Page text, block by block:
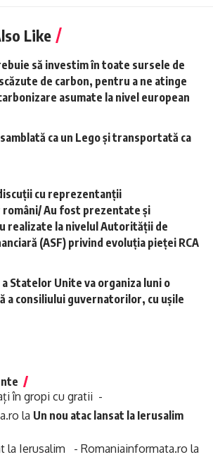
Like
să investim în toate sursele de
de carbon, pentru a ne atinge
asumate la nivel european
ca un Lego și transportată ca
cu reprezentanţii
Au fost prezentate şi
realizate la nivelul Autorităţii de
(ASF) privind evoluţia pieţei RCA
Statelor Unite va organiza luni o
a consiliului guvernatorilor, cu uşile
în gropi cu gratii -
la Un nou atac lansat la Ierusalim
la Ierusalim - Romaniainformata.ro la